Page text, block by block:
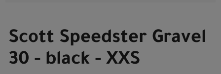
Scott Speedster Gravel
30 - black - XXS